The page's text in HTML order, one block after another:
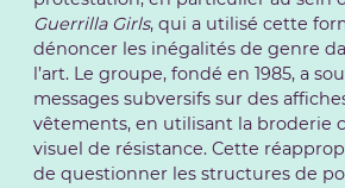
Guerrilla Girls, qui a utilisé cette
dénoncer les inégalités de genre
l’art. Le groupe, fondé en 1985, a
messages subversifs sur des
vêtements, en utilisant la broderie
visuel de résistance. Cette
de questionner les structures de